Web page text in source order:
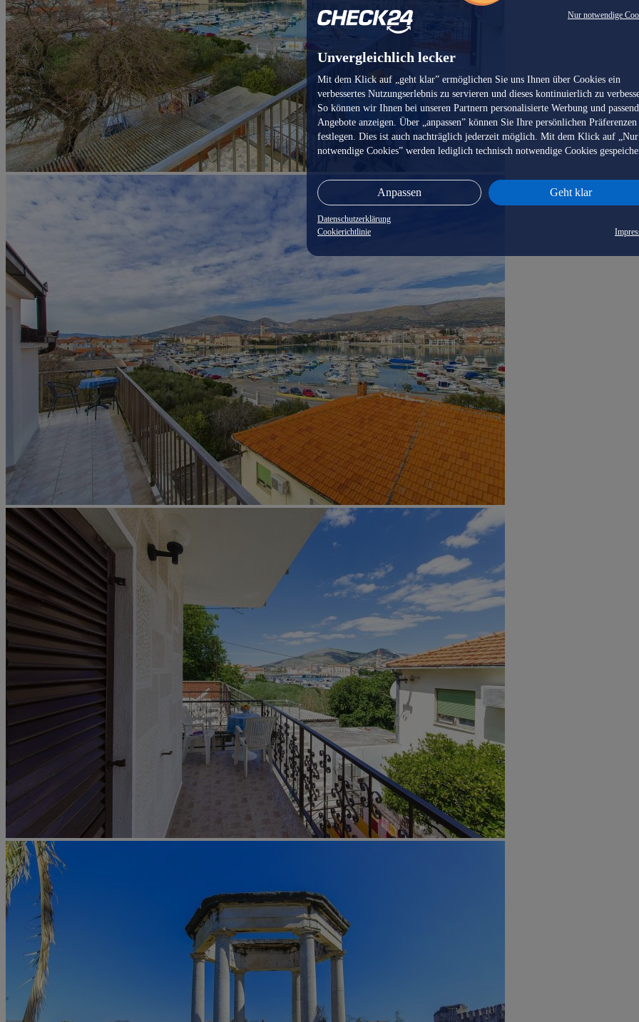
Nur notwendige
Unvergleichlich lecker
Mit dem Klick auf „geht klar” ermöglichen Sie uns Ihnen über Cookies ein
verbessertes Nutzungserlebnis zu servieren und dieses kontinuierlich zu
So können wir Ihnen bei unseren Partnern personalisierte Werbung und
Angebote anzeigen. Über „anpassen” können Sie Ihre persönlichen Präferenzen
festlegen. Dies ist auch nachträglich jederzeit möglich. Mit dem Klick auf „Nur
notwendige Cookies” werden lediglich technisch notwendige Cookies
Anpassen Geht klar
Datenschutzerklärung
Cookierichtlinie